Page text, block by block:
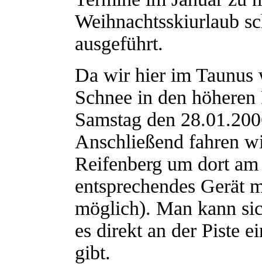
Weihnachtsskiurlaub
ausgeführt.
Da wir hier im Taunus
Schnee in den
Samstag den
Anschließend fahren
Reifenberg um dort
entsprechendes Gerät
möglich). Man kann
es direkt an der Piste
gibt.